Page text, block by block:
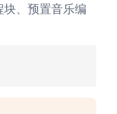
、预置音乐编